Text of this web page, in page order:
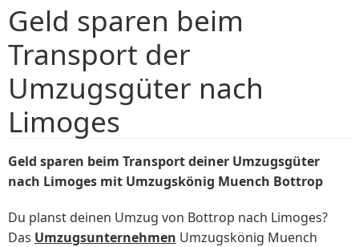
Geld sparen beim
Transport der
Umzugsgüter nach
Limoges
Geld sparen beim Transport deiner Umzugsgüter
nach Limoges mit Umzugskönig Muench Bottrop
Du planst deinen Umzug von Bottrop nach Limoges?
Das Umzugsunternehmen Umzugskönig Muench